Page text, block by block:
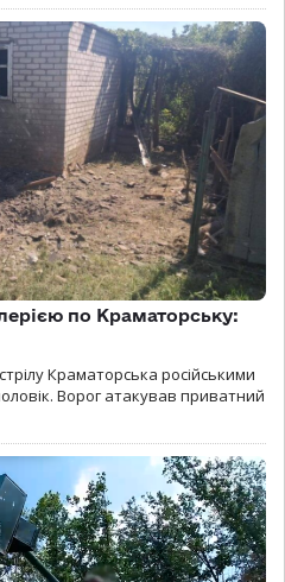
по Краматорську:
Краматорська російськими
Ворог атакував приватний